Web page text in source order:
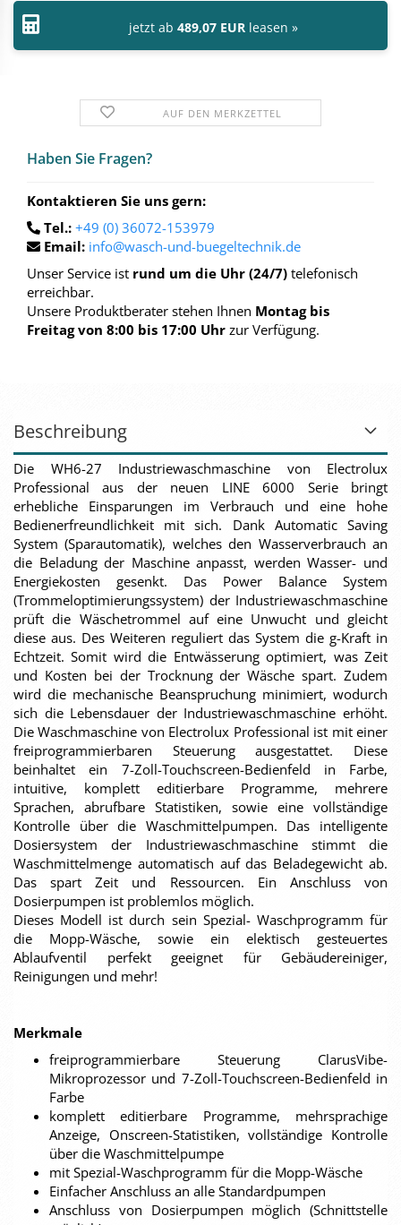
jetzt ab 489,07 EUR leasen »
AUF DEN MERKZETTEL
Haben Sie Fra­gen?
Kontaktieren Sie uns gern:
Tel.: +49 (0) 36072-153979
Email: info@wasch-und-buegeltechnik.de
Unser Service ist rund um die Uhr (24/7) telefonisch
erreichbar.
Unsere Produktberater stehen Ihnen Montag bis
Freitag von 8:00 bis 17:00 Uhr zur Verfügung.
Beschreibung
Die WH6-27 Industriewaschmaschine von Electrolux
Professional aus der neuen LINE 6000 Serie bringt
erhebliche Einsparungen im Verbrauch und eine hohe
Bedienerfreundlichkeit mit sich. Dank Automatic Saving
System (Sparautomatik), welches den Wasserverbrauch an
die Beladung der Maschine anpasst, werden Wasser- und
Energiekosten gesenkt. Das Power Balance System
(Trommeloptimierungssystem) der Industriewaschmaschine
prüft die Wäschetrommel auf eine Unwucht und gleicht
diese aus. Des Weiteren reguliert das System die g-Kraft in
Echtzeit. Somit wird die Entwässerung optimiert, was Zeit
und Kosten bei der Trocknung der Wäsche spart. Zudem
wird die mechanische Beanspruchung minimiert, wodurch
sich die Lebensdauer der Industriewaschmaschine erhöht.
Die Waschmaschine von Electrolux Professional ist mit einer
freiprogrammierbaren Steuerung ausgestattet. Diese
beinhaltet ein 7-Zoll-Touchscreen-Bedienfeld in Farbe,
intuitive, komplett editierbare Programme, mehrere
Sprachen, abrufbare Statistiken, sowie eine vollständige
Kontrolle über die Waschmittelpumpen. Das intelligente
Dosiersystem der Industriewaschmaschine stimmt die
Waschmittelmenge automatisch auf das Beladegewicht ab.
Das spart Zeit und Ressourcen. Ein Anschluss von
Dosierpumpen ist problemlos möglich.
Dieses Modell ist durch sein Spezial- Waschprogramm für
die Mopp-Wäsche, sowie ein elektisch gesteuertes
Ablaufventil perfekt geeignet für Gebäudereiniger,
Reinigungen und mehr!
Merkmale
freiprogrammierbare Steuerung ClarusVibe-
Mikroprozessor und 7-Zoll-Touchscreen-Bedienfeld in
Farbe
komplett editierbare Programme, mehrsprachige
Anzeige, Onscreen-Statistiken, vollständige Kontrolle
über die Waschmittelpumpe
mit Spezial-Waschprogramm für die Mopp-Wäsche
Einfacher Anschluss an alle Standardpumpen
Anschluss von Dosierpumpen möglich (Schnittstelle